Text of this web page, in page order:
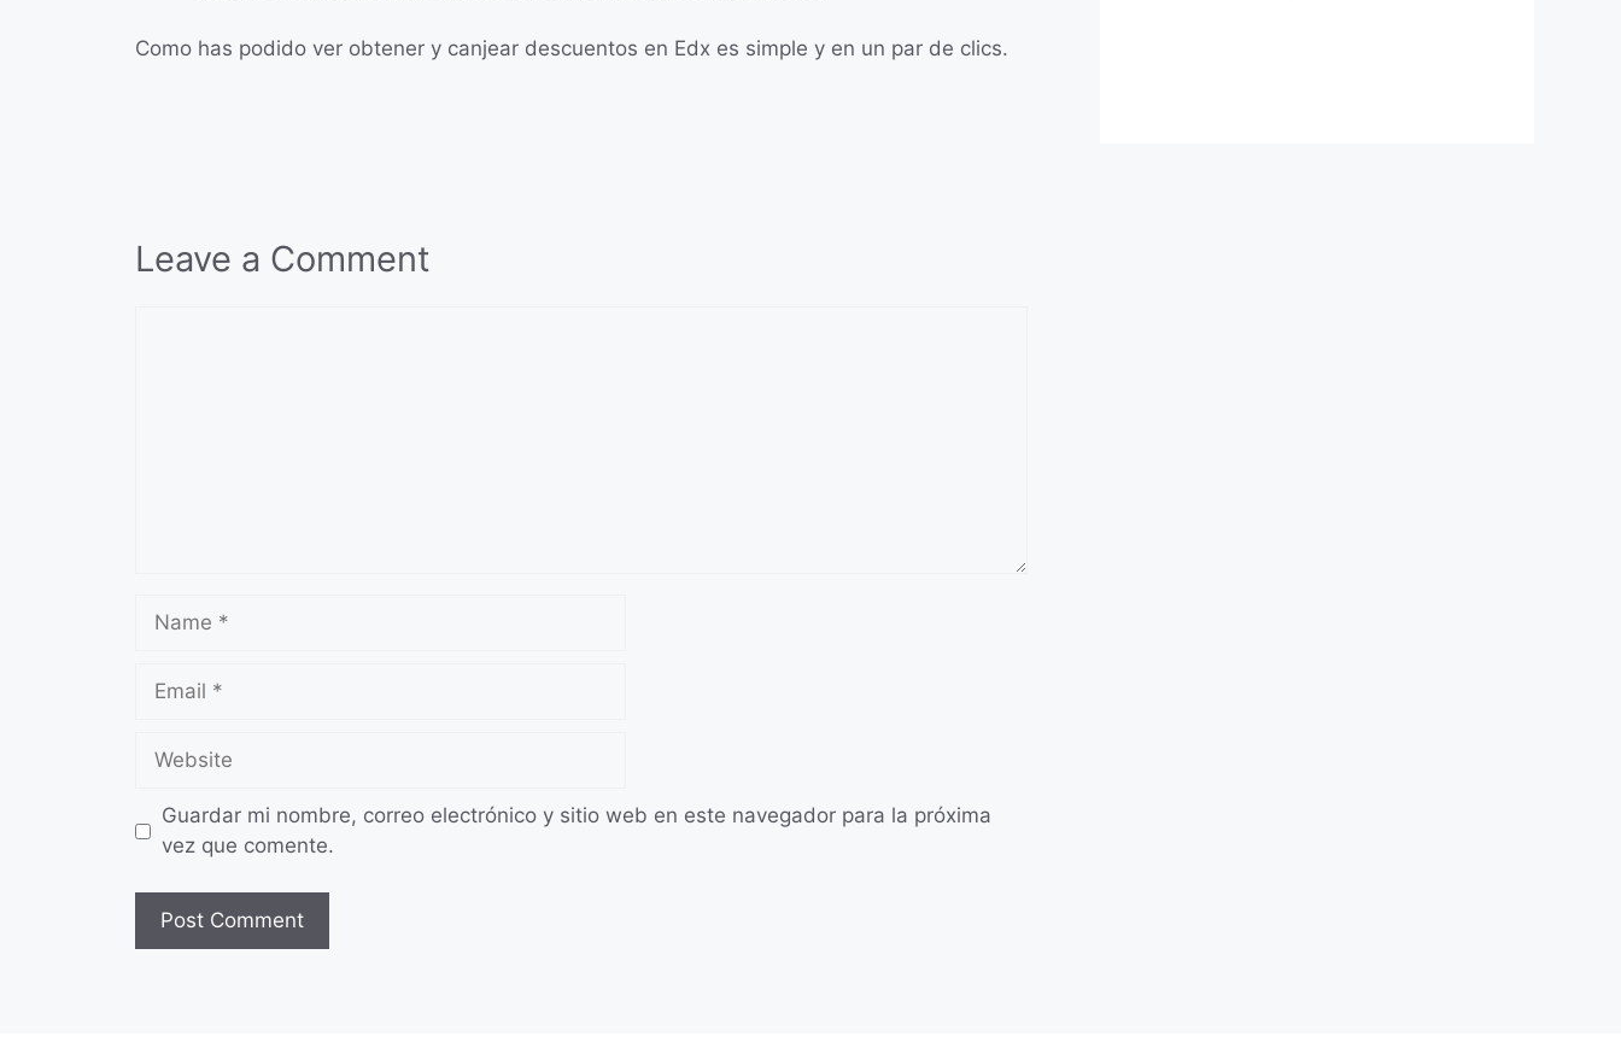
Como has podido ver obtener y canjear descuentos en Edx es simple y en un par de clics.
Leave a Comment
Name
Email
Website
Guardar mi nombre, correo electrónico y sitio web en este navegador para la próxima
vez que comente.